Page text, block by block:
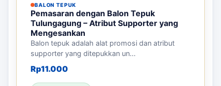
BALON TEPUK
Pemasaran dengan Balon Tepuk
Tulungagung – Atribut Supporter yang
Mengesankan
Balon tepuk adalah alat promosi dan atribut
supporter yang ditepukkan un...
Rp11.000